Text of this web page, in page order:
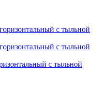
с тыльной